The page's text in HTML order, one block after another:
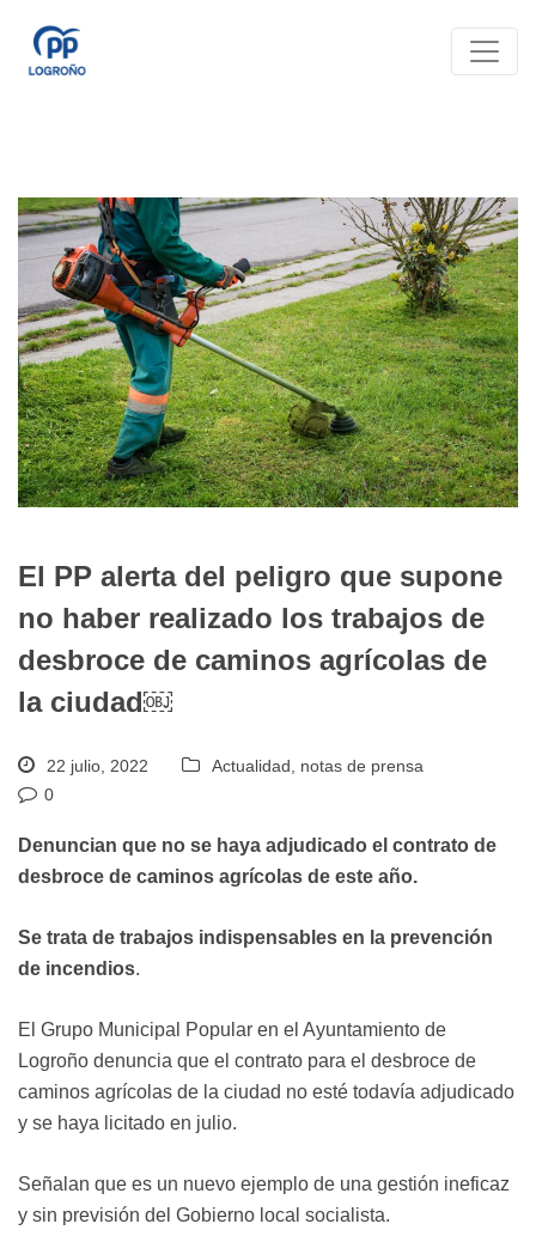
El PP alerta del peligro que supone
no haber realizado los trabajos de
desbroce de caminos agrícolas de
la ciudad￼
22 julio, 2022 Actualidad
notas de prensa
0
Denuncian que no se haya adjudicado el contrato de
desbroce de caminos agrícolas de este año.
Se trata de trabajos indispensables en la prevención
de incendios.
El Grupo Municipal Popular en el Ayuntamiento de
Logroño denuncia que el contrato para el desbroce de
caminos agrícolas de la ciudad no esté todavía adjudicado
y se haya licitado en julio.
Señalan que es un nuevo ejemplo de una gestión ineficaz
y sin previsión del Gobierno local socialista.